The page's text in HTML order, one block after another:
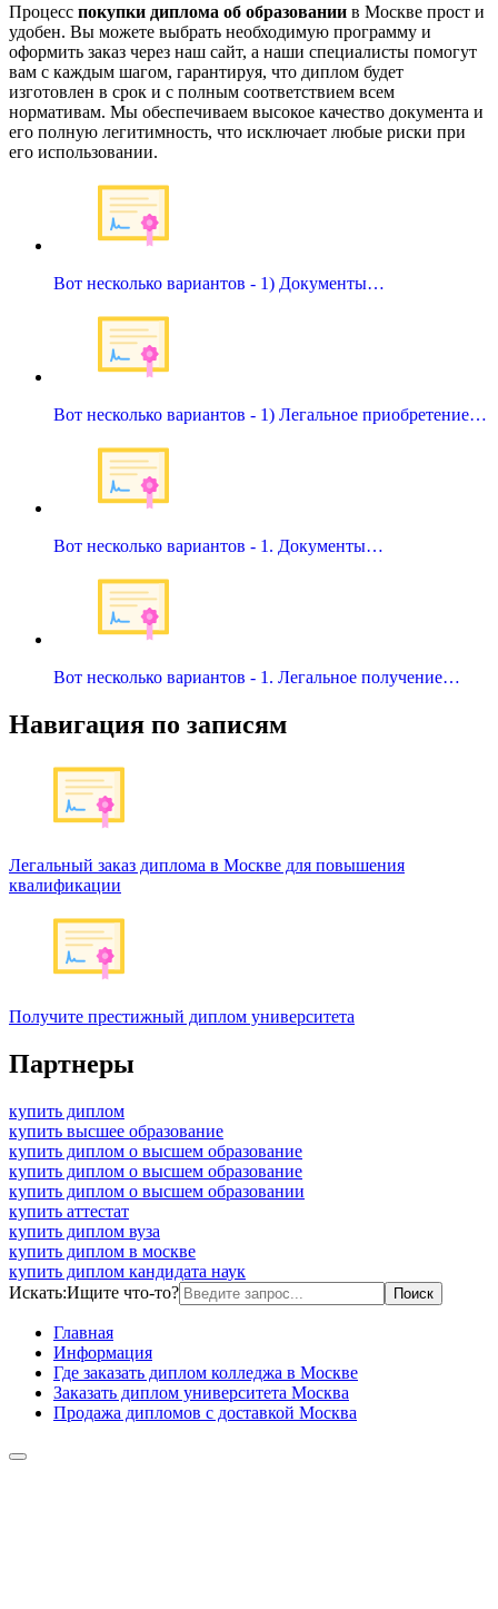
Процесс покупки диплома об образовании в Москве прост и
удобен. Вы можете выбрать необходимую программу и
оформить заказ через наш сайт, а наши специалисты помогут
вам с каждым шагом, гарантируя, что диплом будет
изготовлен в срок и с полным соответствием всем
нормативам. Мы обеспечиваем высокое качество документа и
его полную легитимность, что исключает любые риски при
его использовании.
Вот несколько вариантов - 1) Документы…
Вот несколько вариантов - 1) Легальное приобретение…
Вот несколько вариантов - 1. Документы…
Вот несколько вариантов - 1. Легальное получение…
Навигация по записям
Легальный заказ диплома в Москве для повышения
квалификации
Получите престижный диплом университета
Партнеры
купить диплом
купить высшее образование
купить диплом о высшем образование
купить диплом о высшем образование
купить диплом о высшем образовании
купить аттестат
купить диплом вуза
купить диплом в москве
купить диплом кандидата наук
Искать:Ищите что-то?
Главная
Информация
Где заказать диплом колледжа в Москве
Заказать диплом университета Москва
Продажа дипломов с доставкой Москва